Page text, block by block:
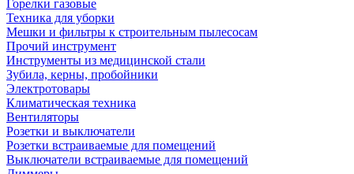
Горелки газовые
Техника для уборки
Мешки и фильтры к строительным пылесосам
Прочий инструмент
Инструменты из медицинской стали
Зубила, керны, пробойники
Электротовары
Климатическая техника
Вентиляторы
Розетки и выключатели
Розетки встраиваемые для помещений
Выключатели встраиваемые для помещений